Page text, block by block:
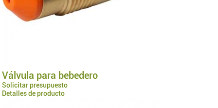
Válvula para bebedero
Solicitar presupuesto
Detalles de producto